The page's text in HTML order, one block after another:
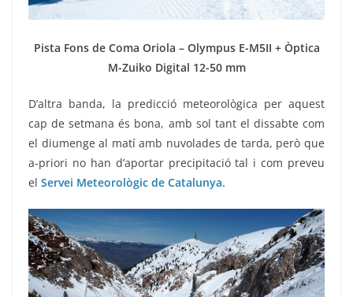
Pista Fons de Coma Oriola – Olympus E-M5II + Òptica
M-Zuiko Digital 12-50 mm
D’altra banda, la predicció meteorològica per aquest
cap de setmana és bona, amb sol tant el dissabte com
el diumenge al matí amb nuvolades de tarda, però que
a-priori no han d’aportar precipitació tal i com preveu
el Servei Meteorològic de Catalunya.